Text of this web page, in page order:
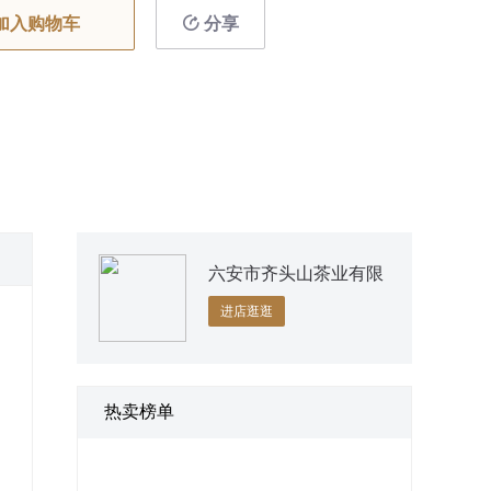
入购物车 分享
六安市齐头山茶业有限
公司
进店逛逛
热卖榜单